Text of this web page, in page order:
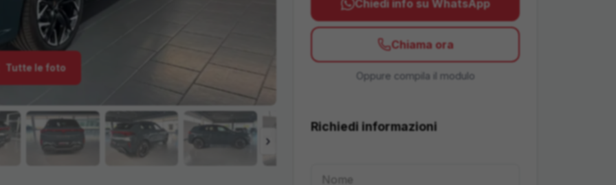
Tutte le foto
›
Chiedi info su WhatsApp
Chiama ora
Oppure compila il modulo
Richiedi informazioni